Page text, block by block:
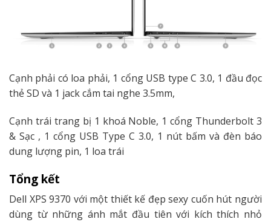
Cạnh phải có loa phải, 1 cổng USB type C 3.0, 1 đầu đọc
thẻ SD và 1 jack cắm tai nghe 3.5mm,
Cạnh trái trang bị 1 khoá Noble, 1 cổng Thunderbolt 3
& Sạc , 1 cổng USB Type C 3.0, 1 nút bấm và đèn báo
dung lượng pin, 1 loa trái
Tổng kết
Dell XPS 9370 với một thiết kế đẹp sexy cuốn hút người
dùng từ những ánh mắt đầu tiên với kích thích nhỏ